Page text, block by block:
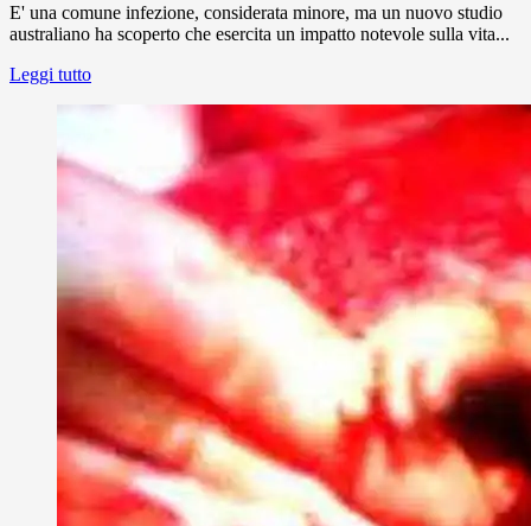
E' una comune infezione, considerata minore, ma un nuovo studio
australiano ha scoperto che esercita un impatto notevole sulla vita...
Leggi tutto